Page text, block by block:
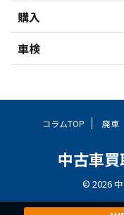
購入
車検
コラムTOP 廃車
中古車
© 2026